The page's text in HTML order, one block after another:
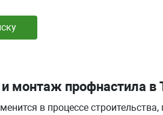
монтаж профнастила
в процессе